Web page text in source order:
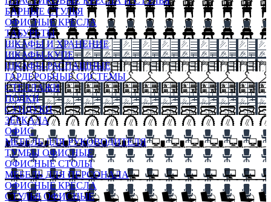
БАРНЫЕ СТУЛЬЯ
ОФИСНЫЕ КРЕСЛА
ТАБУРЕТЫ
ШКАФЫ И ХРАНЕНИЕ
ШКАФЫ-КУПЕ
ШКАФЫ-РАСПАШНЫЕ
ГАРДЕРОБНЫЕ СИСТЕМЫ
СТЕЛЛАЖИ
ПОЛКИ
СУНДУКИ
ЗЕРКАЛА
ОФИС
МЕБЕЛЬ ДЛЯ РУКОВОДИТЕЛЯ
ТУМБЫ ОФИСНЫЕ
ОФИСНЫЕ СТОЛЫ
МЕБЕЛЬ ДЛЯ ПЕРСОНАЛА
ОФИСНЫЕ КРЕСЛА
СТУЛЬЯ ОФИСНЫЕ